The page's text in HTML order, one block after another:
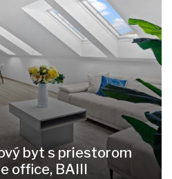
byt s priestorom
office, BAIII